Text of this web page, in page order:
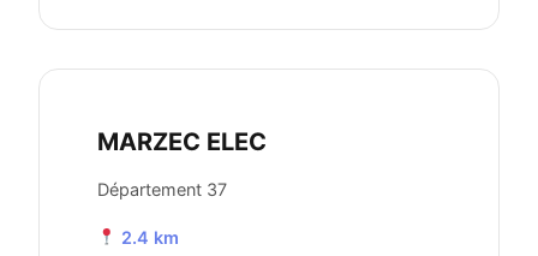
MARZEC ELEC
Département 37
2.4 km